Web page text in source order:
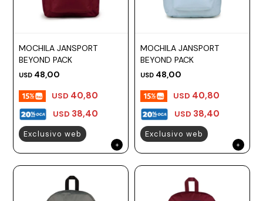
MOCHILA JANSPORT
BEYOND PACK
USD 48,00
USD 38,40
USD 40,80
Exclusivo web
MOCHILA JANSPORT
BEYOND PACK
USD 48,00
USD 38,40
USD 40,80
Exclusivo web